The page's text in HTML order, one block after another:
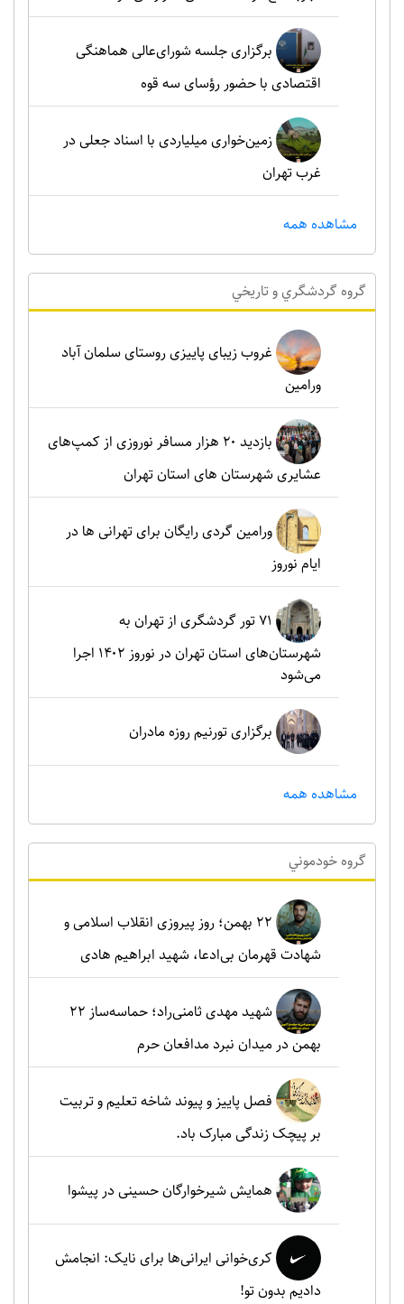
برگزاری جلسه شورای‌عالی هماهنگی
اقتصادی با حضور رؤسای سه قوه
زمین‌خواری میلیاردی با اسناد جعلی در
غرب تهران
مشاهده همه
گروه گردشگري و تاريخي
غروب زیبای پاییزی روستای سلمان آباد
ورامین
بازدید ۲۰ هزار مسافر نوروزی از کمپ‌های
عشایری شهرستان های استان تهران
ورامین گردی رایگان برای تهرانی ها در
ایام نوروز
۷۱ تور گردشگری از تهران به
شهرستان‌های استان تهران در نوروز ۱۴۰۲ اجرا
می‌شود
برگزاری تورنیم روزه مادران
مشاهده همه
گروه خودموني
۲۲ بهمن؛ روز پیروزی انقلاب اسلامی و
شهادت قهرمان بی‌ادعا، شهید ابراهیم هادی
شهید مهدی ثامنی‌راد؛ حماسه‌ساز ۲۲
بهمن در میدان نبرد مدافعان حرم
فصل پاییز و پیوند شاخه تعلیم و تربیت
بر پیچک زندگی مبارک باد.
همایش شیرخوارگان حسینی در پیشوا
کری‌خوانی ایرانی‌ها برای نایک: انجامش
دادیم بدون تو!